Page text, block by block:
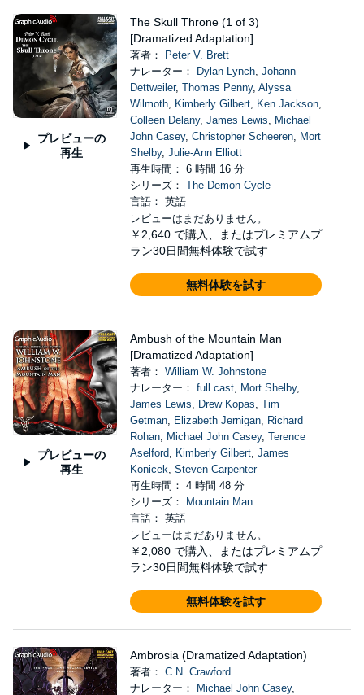
プレビューの
再生
The Skull Throne (1 of 3)
[Dramatized Adaptation]
著者：
Peter V. Brett
ナレーター：
Dylan Lynch, Johann
Dettweiler, Thomas Penny, Alyssa
Wilmoth, Kimberly Gilbert, Ken Jackson,
Colleen Delany, James Lewis, Michael
John Casey, Christopher Scheeren, Mort
Shelby, Julie-Ann Elliott
再生時間： 6 時間 16 分
シリーズ： The Demon Cycle
言語： 英語
レビューはまだありません。
￥2,640 で購入、またはプレミアムプ
ラン30日間無料体験で試す
無料体験を試す
プレビューの
再生
Ambush of the Mountain Man
[Dramatized Adaptation]
著者： William W. Johnstone
ナレーター： full cast, Mort Shelby,
James Lewis, Drew Kopas, Tim
Getman, Elizabeth Jernigan, Richard
Rohan, Michael John Casey, Terence
Aselford, Kimberly Gilbert, James
Konicek, Steven Carpenter
再生時間： 4 時間 48 分
シリーズ：
Mountain Man
言語： 英語
レビューはまだありません。
￥2,080 で購入、またはプレミアムプ
ラン30日間無料体験で試す
無料体験を試す
Ambrosia (Dramatized Adaptation)
著者： C.N. Crawford
ナレーター：
Michael John Casey,